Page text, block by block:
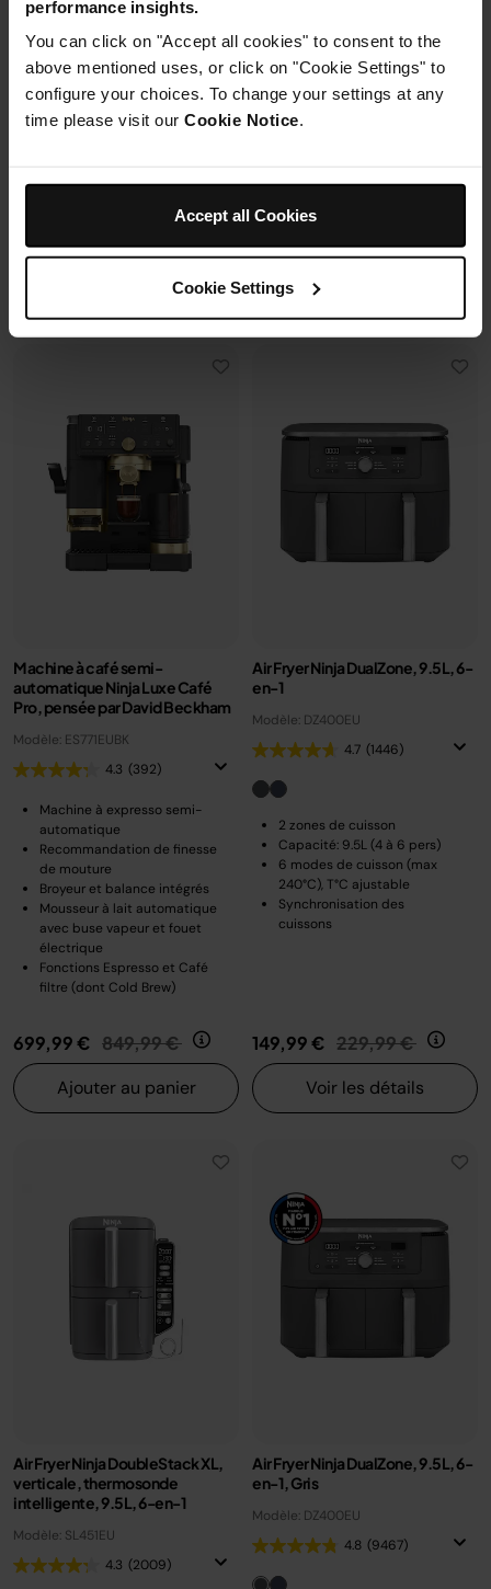
performance insights.
You can click on "Accept all cookies" to consent to the
above mentioned uses, or click on "Cookie Settings" to
configure your choices. To change your settings at any
time please visit our Cookie Notice.
Accept all Cookies
Cookie Settings
Housse de protection offerte* avec
ce four à pizza.En savoir plus
259,99 €-289,99 €
Prix le + bas sur 30j
Voir les détails
+2 couvercles
4 modes de cuisson
Préparez, cuisinez, conservez
avec un même récipient.
Modulaire, compact, facile à
119,99 € Prix réduit de
179,99 €au
109,99 €
Voir les détails
Machine à café semi-
automatique Ninja Luxe Café
Pro, pensée par David Beckham
Modèle: ES771EUBK
4.3 (392)
Machine à expresso semi-
automatique
Recommandation de finesse
de mouture
Broyeur et balance intégrés
Mousseur à lait automatique
avec buse vapeur et fouet
électrique
Fonctions Espresso et Café
filtre (dont Cold Brew)
699,99 € Prix réduit de
849,99 € au
Ajouter au panier
Air Fryer Ninja DualZone, 9.5L, 6-
en-1
Modèle: DZ400EU
4.7 (1446)
2 zones de cuisson
Capacité: 9.5L (4 à 6 pers)
6 modes de cuisson (max
240°C), T°C ajustable
Synchronisation des
cuissons
149,99 € Prix réduit de
229,99 € au
Voir les détails
Air Fryer Ninja DoubleStack XL,
verticale, thermosonde
intelligente, 9.5L, 6-en-1
Modèle: SL451EU
4.3 (2009)
Air Fryer Ninja DualZone, 9.5L, 6-
en-1, Gris
Modèle: DZ400EU
4.8 (9467)